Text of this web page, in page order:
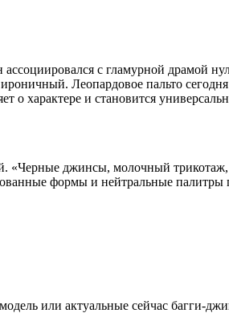
с гламурной драмой
Леопардовое пальто
характере и становится
«Черные джинсы, молочный
формы и нейтральные
или актуальные сейчас багги-